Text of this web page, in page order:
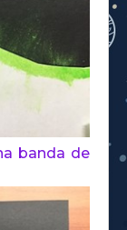
banda de